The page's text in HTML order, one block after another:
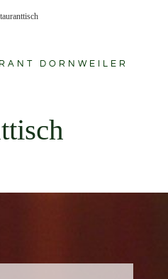
DORNWEILER